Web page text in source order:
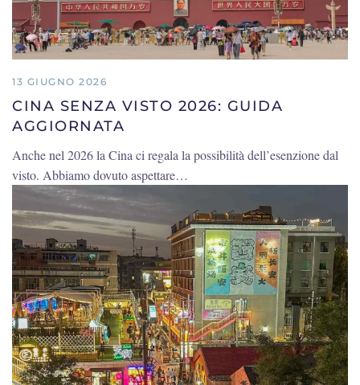
13 GIUGNO 2026
CINA SENZA VISTO 2026: GUIDA
AGGIORNATA
Anche nel 2026 la Cina ci regala la possibilità dell’esenzione dal
visto. Abbiamo dovuto aspettare…